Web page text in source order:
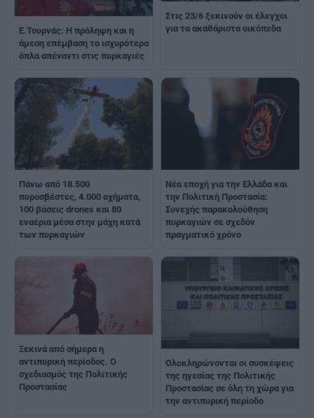
Ε.Τουρνάς: Η πρόληψη και η
άμεση επέμβαση τα ισχυρότερα
όπλα απέναντι στις πυρκαγιές
Στις 23/6 ξεκινούν οι έλεγχοι
για τα ακαθάριστα οικόπεδα
Πάνω από 18.500
πυροσβέστες, 4.000 οχήματα,
100 βάσεις drones και 80
εναέρια μέσα στην μάχη κατά
των πυρκαγιών
Νέα εποχή για την Ελλάδα και
την Πολιτική Προστασία:
Συνεχής παρακολούθηση
πυρκαγιών σε σχεδόν
πραγματικό χρόνο
Ξεκινά από σήμερα η
αντιπυρική περίοδος. Ο
σχεδιασμός της Πολιτικής
Προστασίας
Ολοκληρώνονται οι συσκέψεις
της ηγεσίας της Πολιτικής
Προστασίας σε όλη τη χώρα για
την αντιπυρική περίοδο